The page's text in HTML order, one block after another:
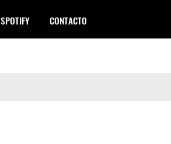
SPOTIFY CONTACTO